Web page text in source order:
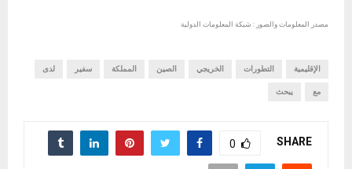
مصدر المعلومات والصور : شبكة المعلومات الدولية
الإقليمية التطورات الخريجي الصين المملكة سفير لدى
مع يبحث
SHARE
0